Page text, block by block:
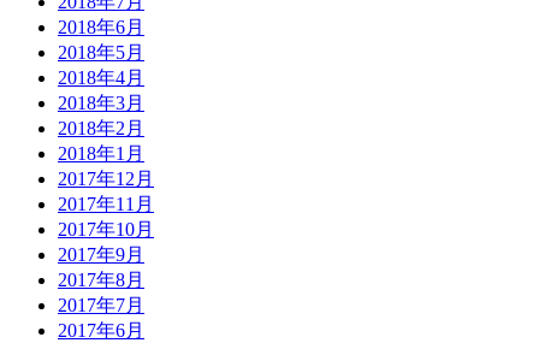
2018年6月
2018年5月
2018年4月
2018年3月
2018年2月
2018年1月
2017年12月
2017年11月
2017年10月
2017年9月
2017年8月
2017年7月
2017年6月